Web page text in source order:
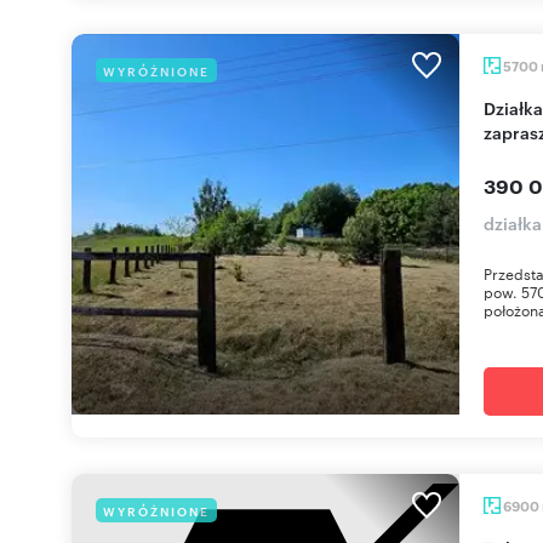
WYRÓŻNIONE 5700
Działka 5700m² z zabudową zagrodową
390
pow.
WYRÓŻNIONE 6900